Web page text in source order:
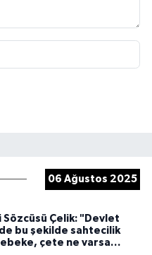
06 Ağustos 2025
Sözcüsü Çelik: "Devlet
bu şekilde sahtecilik
çete ne varsa